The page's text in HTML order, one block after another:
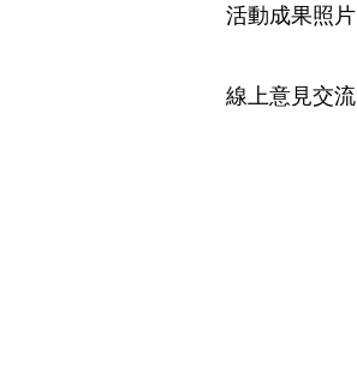
活動成果照片
線上意見交流